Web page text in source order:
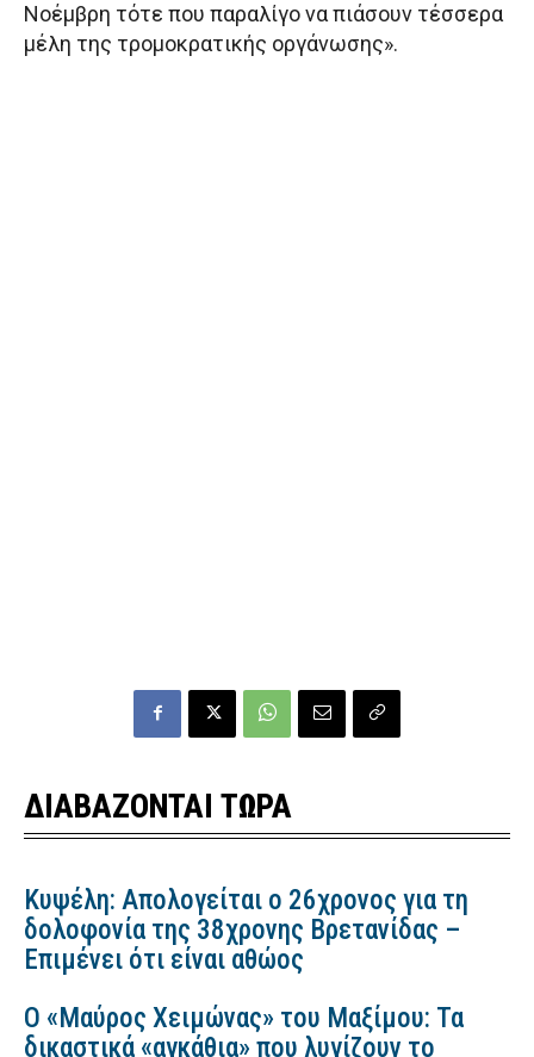
Νοέμβρη τότε που παραλίγο να πιάσουν τέσσερα
μέλη της τρομοκρατικής οργάνωσης».
ΔΙΑΒΑΖΟΝΤΑΙ ΤΩΡΑ
Κυψέλη: Απολογείται ο 26χρονος για τη
δολοφονία της 38χρονης Βρετανίδας –
Επιμένει ότι είναι αθώος
Ο «Μαύρος Χειμώνας» του Μαξίμου: Τα
δικαστικά «αγκάθια» που λυγίζουν το